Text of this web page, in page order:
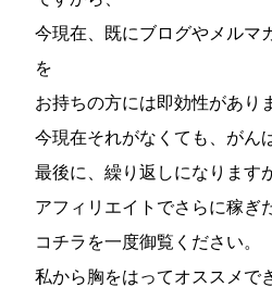
今現在、既にブログやメルマ
を
お持ちの方には即効性があり
今現在それがなくても、がん
最後に、繰り返しになります
アフィリエイトでさらに稼ぎ
コチラを一度御覧ください。
私から胸をはってオススメで